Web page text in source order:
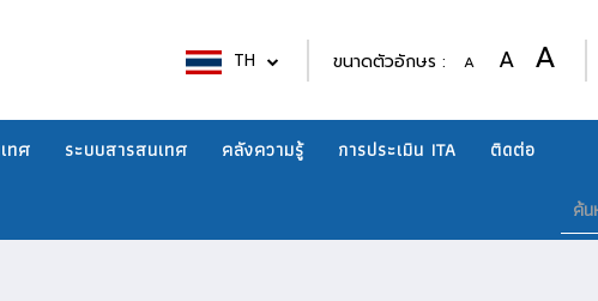
TH ขนาดตัวอักษร : A
A
A
ทศ ระบบสารสนเทศ คลังความรู้ การประเมิน ITA ติดต่อ